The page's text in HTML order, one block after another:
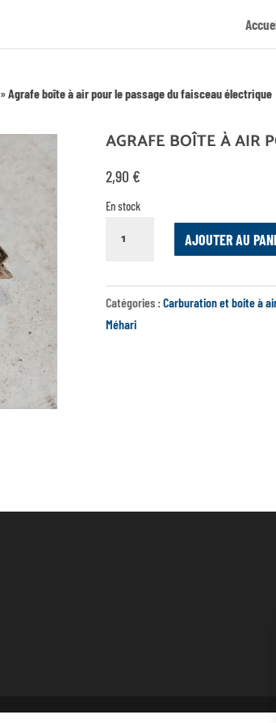
»Agrafe boîte à air pour le passage du faisceau électrique
AGRAFE BOÎTE À AIR
2,90 €
En stock
AJOUTER AU
Catégories : Carburation et boite à
Méhari